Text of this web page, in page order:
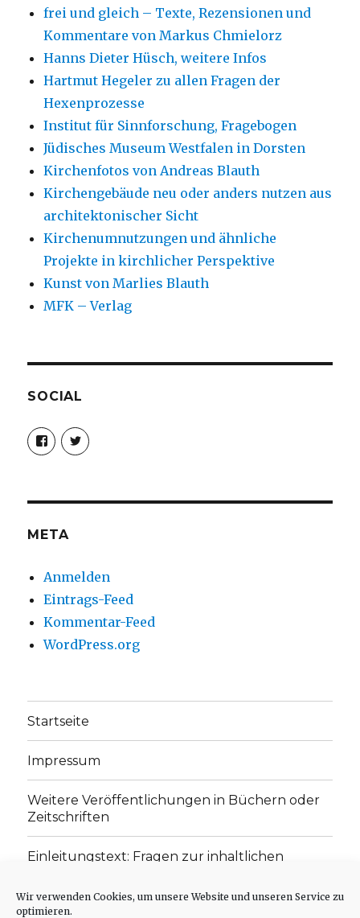
Wir verwenden Cookies, um unsere Website und unseren Service zu
optimieren.
frei und gleich – Texte, Rezensionen und
Kommentare von Markus Chmielorz
Hanns Dieter Hüsch, weitere Infos
Hartmut Hegeler zu allen Fragen der
Hexenprozesse
Institut für Sinnforschung, Fragebogen
Jüdisches Museum Westfalen in Dorsten
Kirchenfotos von Andreas Blauth
Kirchengebäude neu oder anders nutzen aus
architektonischer Sicht
Kirchenumnutzungen und ähnliche
Projekte in kirchlicher Perspektive
Kunst von Marlies Blauth
MFK – Verlag
SOCIAL
Profil
von
christoph.fleischer1
anzeigen
Profil
von
anzeigen
META
Anmelden
Eintrags-Feed
Kommentar-Feed
WordPress.org
Startseite
Impressum
Weitere Veröffentlichungen in Büchern oder
Zeitschriften
Einleitungstext: Fragen zur inhaltlichen
„schwachen Glaubens“